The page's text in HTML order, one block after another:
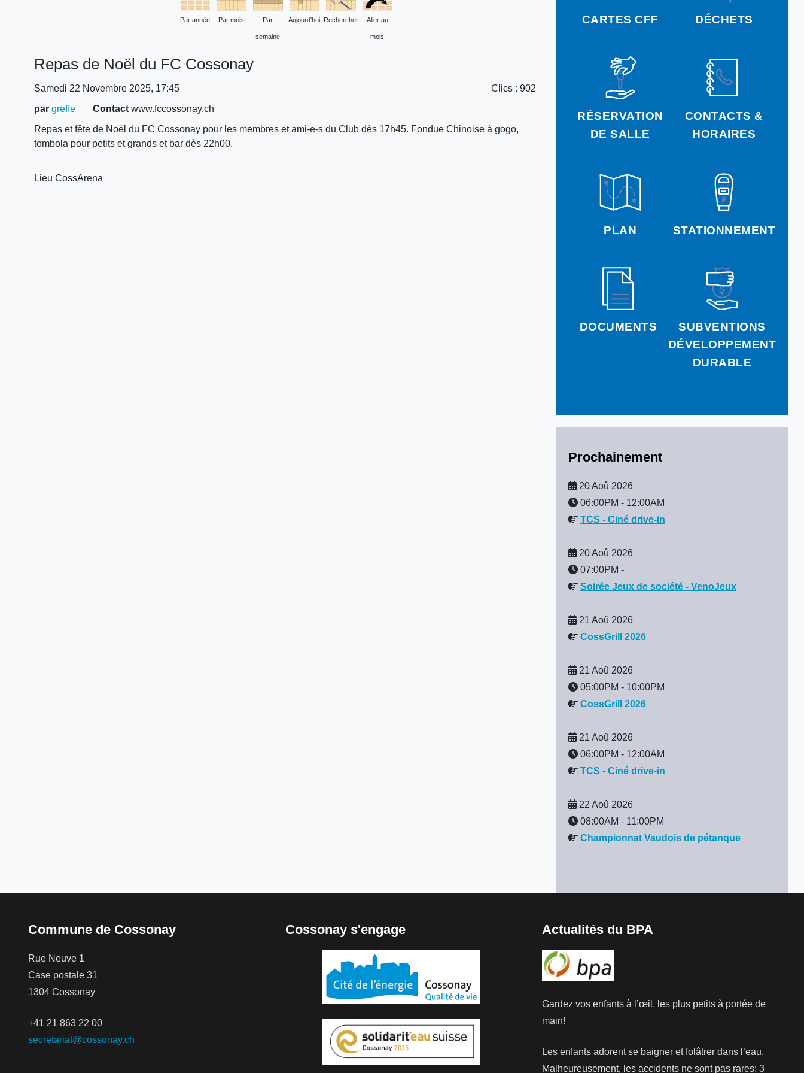
CARTES CFF DÉCHETS
RÉSERVATION
DE SALLE
CONTACTS &
HORAIRES
PLAN STATIONNEMENT
DOCUMENTS
SUBVENTIONS
DÉVELOPPEMENT
DURABLE
Prochainement
20 Aoû 2026
06:00PM - 12:00AM
TCS - Ciné drive-in
20 Aoû 2026
07:00PM -
Soirée Jeux de société - VenoJeux
21 Aoû 2026
CossGrill 2026
21 Aoû 2026
05:00PM - 10:00PM
CossGrill 2026
21 Aoû 2026
06:00PM - 12:00AM
TCS - Ciné drive-in
22 Aoû 2026
08:00AM - 11:00PM
Championnat Vaudois de pétanque
Par année Par mois Par
semaine
Aujourd'hui Rechercher Aller au
mois
Repas de Noël du FC Cossonay
Samedi 22 Novembre 2025, 17:45 Clics: 902
par greffe Contact www.fccossonay.ch
Repas et fête de Noël du FC Cossonay pour les membres et ami-e-s du Club dès 17h45. Fondue Chinoise à gogo,
tombola pour petits et grands et bar dès 22h00.
Lieu CossArena
Commune de Cossonay
Rue Neuve 1
Case postale 31
1304 Cossonay
+41 21 863 22 00
secretariat@cossonay.ch
Cossonay s'engage Actualités du BPA
Gardez vos enfants à l’œil, les plus petits à portée de
main!
Les enfants adorent se baigner et folâtrer dans l’eau.
Malheureusement, les accidents ne sont pas rares: 3